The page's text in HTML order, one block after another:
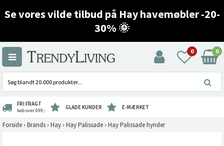
Se vores vilde tilbud på Hay havemøbler -20-
30% 🌞
0 0
FRI FRAGT
køb over 699,- GLADE KUNDER E-MÆRKET
Forside › Brands › Hay › Hay Palissade › Hay Palissade hynder